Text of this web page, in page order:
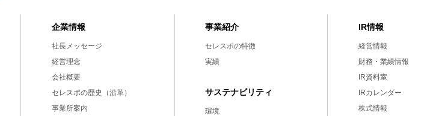
企業情報
社長メッセージ
経営理念
会社概要
セレスポの歴史（沿革）
事業所案内
事業紹介
セレスポの特徴
実績
サステナビリティ
環境
IR情報
経営情報
財務・業績情報
IR資料室
IRカレンダー
株式情報